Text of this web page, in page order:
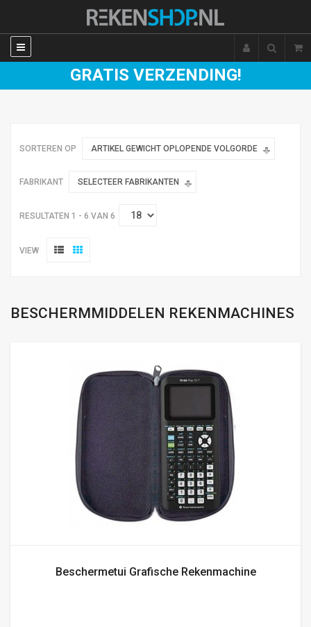
GRATIS VERZENDING!
SORTEREN OP ARTIKEL GEWICHT OPLOPENDE VOLGORDE
FABRIKANT SELECTEER FABRIKANTEN
RESULTATEN 1 - 6 VAN 6
VIEW
BESCHERMMIDDELEN REKENMACHINES
Beschermetui Grafische Rekenmachine